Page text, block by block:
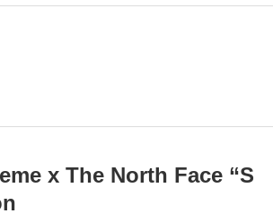
x The North Face “S